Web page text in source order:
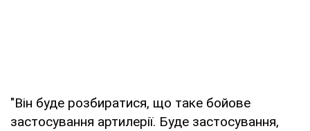
"Він буде розбиратися, що таке бойове
застосування артилерії. Буде застосування,